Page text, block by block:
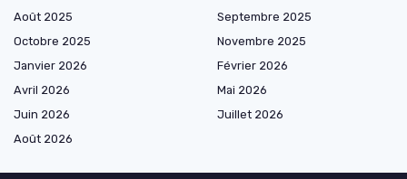
Août 2025
Septembre 2025
Octobre 2025
Novembre 2025
Janvier 2026
Février 2026
Avril 2026
Mai 2026
Juin 2026
Juillet 2026
Août 2026